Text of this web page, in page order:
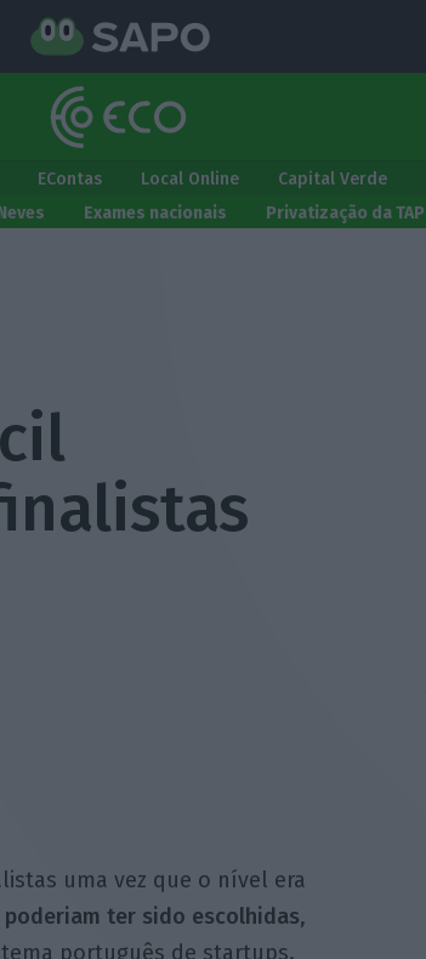
EContas Local Online Capital Verde
Exames nacionais Privatização da TAP
uma vez que o nível era
poderiam ter sido escolhidas,
português de startups.